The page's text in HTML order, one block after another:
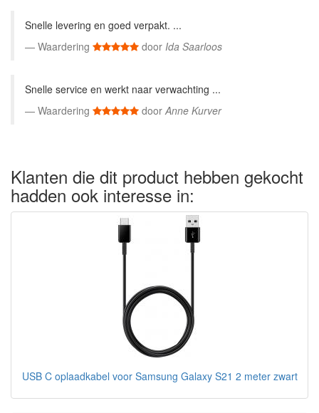
Snelle levering en goed verpakt. ...
Waardering
door Ida Saarloos
Snelle service en werkt naar verwachting ...
Waardering
doorAnne Kurver
Klanten die dit product hebben gekocht
hadden ook interesse in:
USB C oplaadkabel voor Samsung Galaxy S21 2 meter zwart